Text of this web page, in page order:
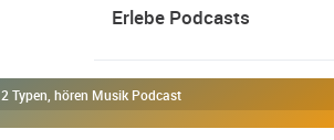
Erlebe Podcasts
2 Typen, hören Musik Podcast